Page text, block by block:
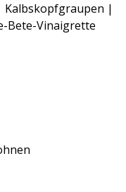
Kalbskopfgraupen |
Bete-Vinaigrette